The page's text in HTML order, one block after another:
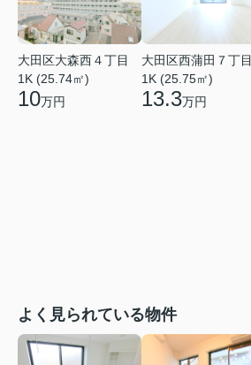
大田区大森西４丁目
1K (25.74㎡)
10万円
大田区西蒲田７丁目
1K (25.75㎡)
13.3万円
よく見られている物件